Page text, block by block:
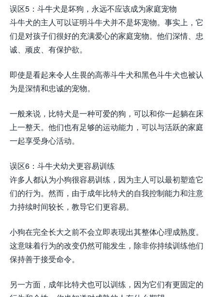
误区5：斗牛犬是坏狗，永远不应该成为家庭宠物
斗牛犬的主人可以证明斗牛犬并不是坏宠物。事实上，它
们是对孩子们很好的充满爱心的家庭宠物。他们深情、忠
诚、顽皮、有保护欲。
即使是看起来令人生畏的高蒂斗牛犬和黑色斗牛犬也被认
为是深情和忠诚的宠物。
一般来说，比特犬是一种可爱的狗，可以和你一起躺在床
上一整天。他们也有足够的运动能力，可以与活跃的家庭
一起享受身心活动。
误区6：斗牛犬幼犬更容易训练
许多人都认为小狗很容易训练，因为主人可以最初塑造它
们的行为。然而，由于成年比特犬的自我控制能力和注意
力持续时间较长，教导它们更容易。
小狗在完全长大之前不会立即表现出其整体心理成熟度。
这意味着行为的改变仍然可能发生，除非你持续训练他们
保持善于接受命令。
另一方面，成年比特犬也可以训练，因为它们有更固定的